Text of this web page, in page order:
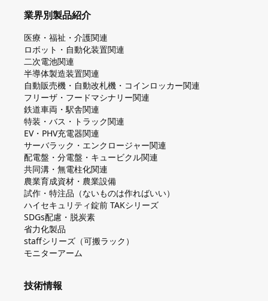
業界別製品紹介
医療・福祉・介護関連
ロボット・自動化装置関連
二次電池関連
半導体製造装置関連
自動販売機・自動改札機・コインロッカー関連
フリーザ・フードマシナリー関連
鉄道車両・駅舎関連
特装・バス・トラック関連
EV・PHV充電器関連
サーバラック・エンクロージャー関連
配電盤・分電盤・キュービクル関連
共同溝・無電柱化関連
農業育成資材・農業設備
試作・特注品（ないものは作ればいい）
ハイセキュリティ錠前 TAKシリーズ
SDGs配慮・脱炭素
省力化製品
staffシリーズ（可搬ラック）
モニターアーム
技術情報